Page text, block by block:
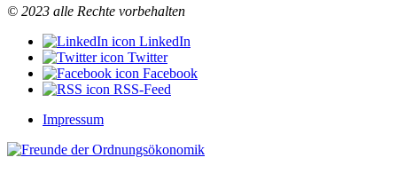
© 2023 alle Rechte vorbehalten
LinkedIn
Twitter
Facebook
RSS-Feed
Impressum